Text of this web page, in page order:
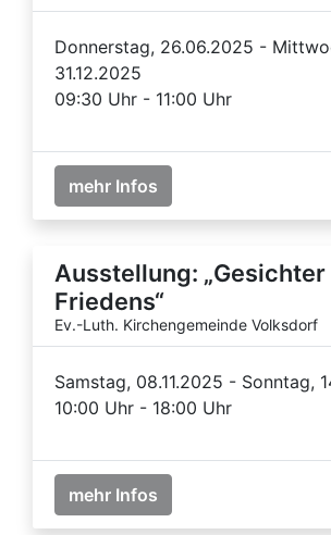
Donnerstag, 26.06.2025 -
31.12.2025
09:30 Uhr - 11:00 Uhr
mehr Infos
Ausstellung: „Gesichter
Friedens“
Ev.-Luth. Kirchengemeinde Volksdorf
Samstag, 08.11.2025 - Sonntag,
10:00 Uhr - 18:00 Uhr
mehr Infos